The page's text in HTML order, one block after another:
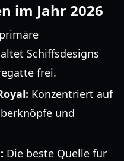
im Jahr 2026
Schiffsdesigns
frei.
Konzentriert auf
und
Die beste Quelle für